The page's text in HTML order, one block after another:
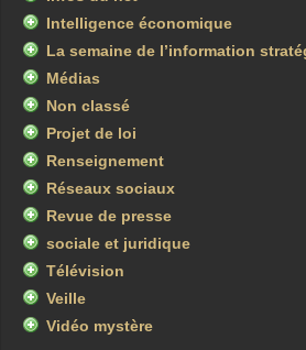
Intelligence économique
La semaine de l’information
Médias
Non classé
Projet de loi
Renseignement
Réseaux sociaux
Revue de presse
sociale et juridique
Télévision
Veille
Vidéo mystère